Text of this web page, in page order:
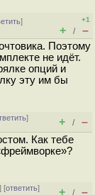
]
+1
+ / –
Поэтому
не идёт.
опций и
эту им бы
]
+ / –
Как тебе
] [ответить]
+ / –